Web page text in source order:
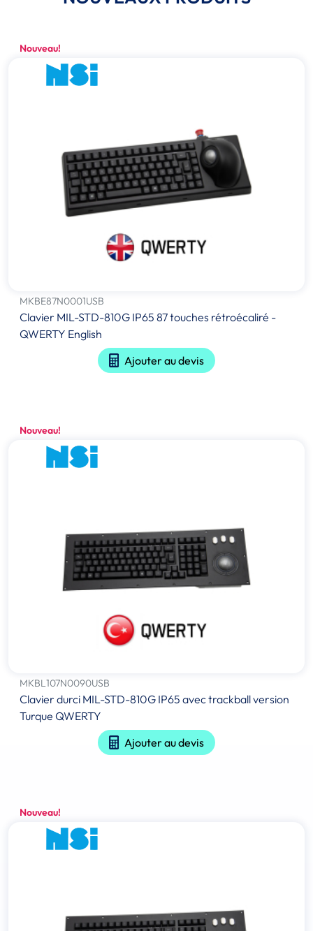
Nouveau!
MKBE87N0001USB
Clavier MIL-STD-810G IP65 87 touches rétroécaliré -
QWERTY English
Ajouter au devis
Nouveau!
MKBL107N0090USB
Clavier durci MIL-STD-810G IP65 avec trackball version
Turque QWERTY
Ajouter au devis
Nouveau!